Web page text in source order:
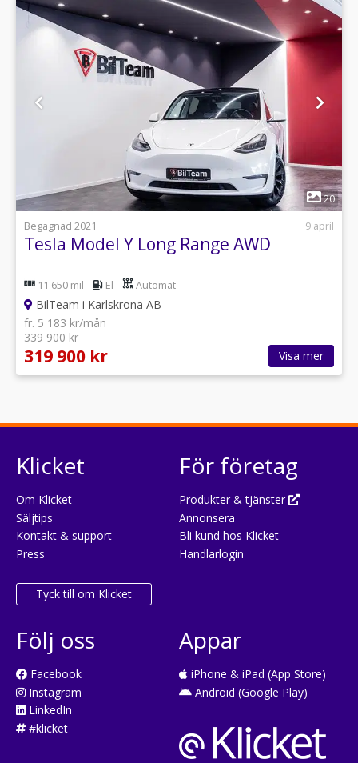
1
20
Begagnad 2021
9 april
Tesla Model Y Long Range AWD
11 650 mil El Automat
BilTeam i Karlskrona AB
fr. 5 183 kr/mån
339 900 kr
319 900 kr Visa mer
Klicket
Om Klicket
Säljtips
Kontakt & support
Press
Tyck till om Klicket
För företag
Produkter & tjänster
Annonsera
Bli kund hos Klicket
Handlarlogin
Följ oss
Facebook
Instagram
LinkedIn
#klicket
Appar
iPhone & iPad (App Store)
Android (Google Play)